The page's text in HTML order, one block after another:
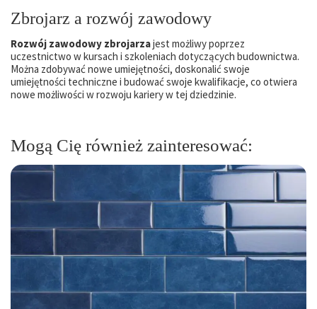
Zbrojarz a rozwój zawodowy
Rozwój zawodowy zbrojarzajest możliwy poprzez
uczestnictwo w kursach i szkoleniach dotyczących budownictwa.
Można zdobywać nowe umiejętności, doskonalić swoje
umiejętności techniczne i budować swoje kwalifikacje, co otwiera
nowe możliwości w rozwoju kariery w tej dziedzinie.
Mogą Cię również zainteresować: